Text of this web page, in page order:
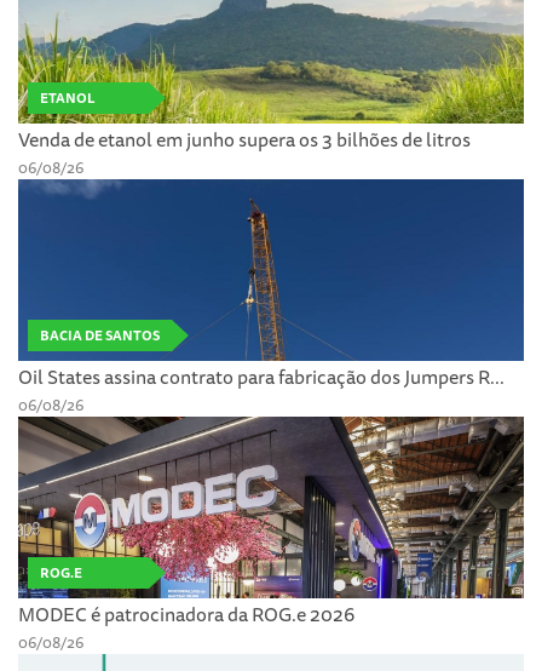
ETANOL
Venda de etanol em junho supera os 3 bilhões de litros
06/08/26
BACIA DE SANTOS
Oil States assina contrato para fabricação dos Jumpers R...
06/08/26
ROG.E
MODEC é patrocinadora da ROG.e 2026
06/08/26